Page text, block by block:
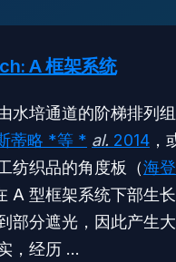
A 框架系统
水培通道的阶梯排列
蒂略 *等 * al. 2014 ，
纺织品的角度板（海登
A 型框架系统下部生
部分遮光，因此产生
，经历 …